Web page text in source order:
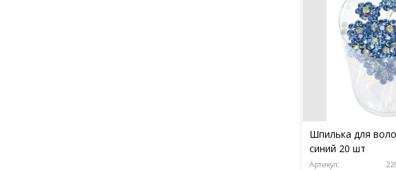
Шпилька для
синий 20 шт
Артикул: